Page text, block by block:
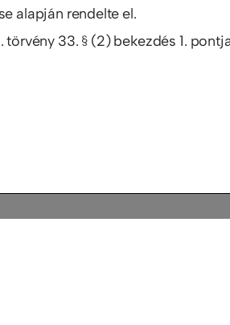
alapján rendelte el.
33. § (2) bekezdés 1.